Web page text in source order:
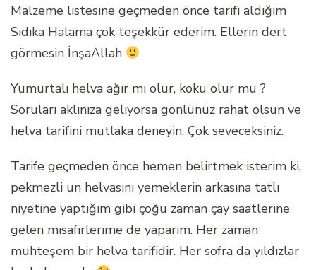
Malzeme listesine geçmeden önce tarifi aldığım
Sıdıka Halama çok teşekkür ederim. Ellerin dert
görmesin İnşaAllah
Yumurtalı helva ağır mı olur, koku olur mu ?
Soruları aklınıza geliyorsa gönlünüz rahat olsun ve
helva tarifini mutlaka deneyin. Çok seveceksiniz.
Tarife geçmeden önce hemen belirtmek isterim ki,
pekmezli un helvasını yemeklerin arkasına tatlı
niyetine yaptığım gibi çoğu zaman çay saatlerine
gelen misafirlerime de yaparım. Her zaman
muhteşem bir helva tarifidir. Her sofra da yıldızlar